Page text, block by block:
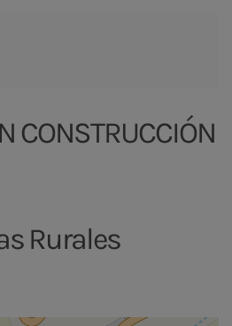
CONSTRUCCIÓN
Rurales